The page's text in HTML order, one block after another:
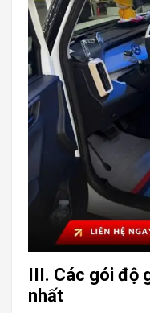
III. Các gói độ
nhất